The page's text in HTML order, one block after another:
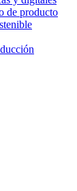
de producto